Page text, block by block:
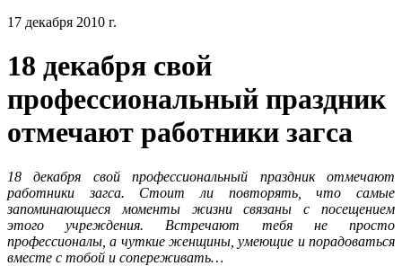
17 декабря 2010 г.
18 декабря свой
профессиональный праздник
отмечают работники загса
18 декабря свой профессиональный праздник отмечают
работники загса. Стоит ли повторять, что самые
запоминающиеся моменты жизни связаны с посещением
этого учреждения. Встречают тебя не просто
профессионалы, а чуткие женщины, умеющие и порадоваться
вместе с тобой и сопереживать…